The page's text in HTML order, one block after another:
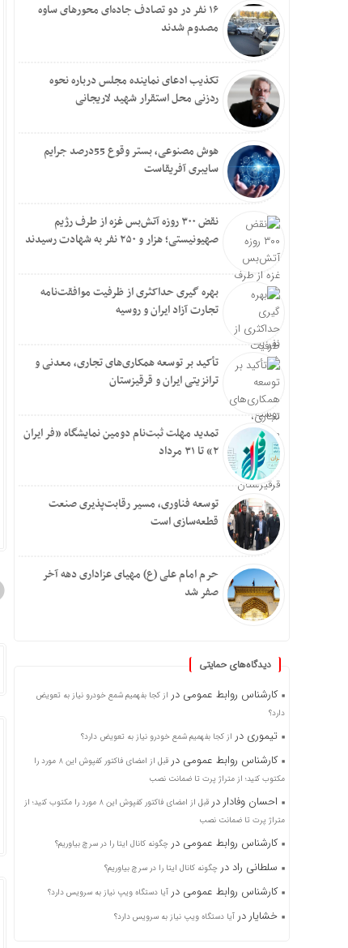
۱۶ نفر در دو تصادف جاده‌ای محورهای ساوه
مصدوم شدند
تکذیب ادعای نماینده مجلس درباره نحوه
ردزنی محل استقرار شهید لاریجانی
هوش مصنوعی، بستر وقوع 55درصد جرایم
سایبری آفریقاست
نقض ۳۰۰ روزه آتش‌بس غزه از طرف رژیم
صهیونیستی؛ هزار و ۲۵۰ نفر به شهادت رسیدند
بهره گیری حداکثری از ظرفیت موافقت‌نامه
تجارت آزاد ایران و روسیه
تأکید بر توسعه همکاری‌های تجاری، معدنی و
ترانزیتی ایران و قرقیزستان
تمدید مهلت ثبت‌نام دومین نمایشگاه «فر ایران
۲» تا ۳۱ مرداد
توسعه فناوری، مسیر رقابت‌پذیری صنعت
قطعه‌سازی است
حرم امام علی (ع) مهیای عزاداری دهه آخر
صفر شد
دیدگاه‌های حمایتی
کارشناس روابط عمومی در از کجا بفهمیم شمع خودرو نیاز به تعویض
دارد؟
تیموری در از کجا بفهمیم شمع خودرو نیاز به تعویض دارد؟
کارشناس روابط عمومی در
قبل از امضای فاکتور کفپوش این ۸ مورد را
مکتوب کنید؛ از متراژ پرت تا ضمانت نصب
احسان وفادار در
قبل از امضای فاکتور کفپوش این ۸ مورد را مکتوب کنید؛ از
متراژ پرت تا ضمانت نصب
کارشناس روابط عمومی در چگونه کانال ایتا را در سرچ بیاوریم؟
سلطانی راد در چگونه کانال ایتا را در سرچ بیاوریم؟
کارشناس روابط عمومی در آیا دستگاه ویپ نیاز به سرویس دارد؟
خشایار در آیا دستگاه ویپ نیاز به سرویس دارد؟